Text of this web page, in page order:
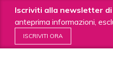
Iscriviti alla newsletter di
anteprima informazioni,
ISCRIVITI ORA